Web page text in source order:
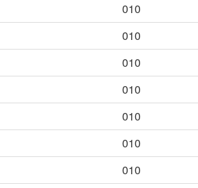
010
010
010
010
010
010
010